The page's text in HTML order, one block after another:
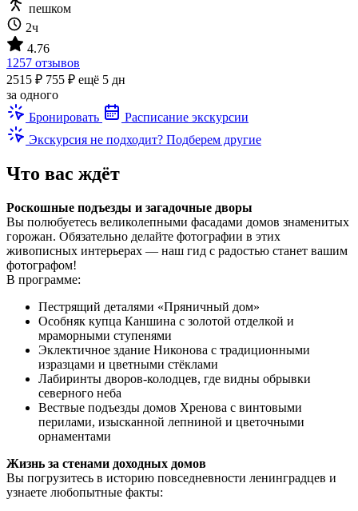
пешком
2ч
4.76
1257 отзывов
2515 ₽ 755 ₽ ещё 5 дн
за одного
Бронировать
Расписание экскурсии
Экскурсия не подходит? Подберем другие
Что вас ждёт
Роскошные подъезды и загадочные дворы
Вы полюбуетесь великолепными фасадами домов знаменитых
горожан. Обязательно делайте фотографии в этих
живописных интерьерах — наш гид с радостью станет вашим
фотографом!
В программе:
Пестрящий деталями «Пряничный дом»
Особняк купца Каншина с золотой отделкой и
мраморными ступенями
Эклектичное здание Никонова с традиционными
изразцами и цветными стёклами
Лабиринты дворов-колодцев, где видны обрывки
северного неба
Вествые подъезды домов Хренова с винтовыми
перилами, изысканной лепниной и цветочными
орнаментами
Жизнь за стенами доходных домов
Вы погрузитесь в историю повседневности ленинградцев и
узнаете любопытные факты: